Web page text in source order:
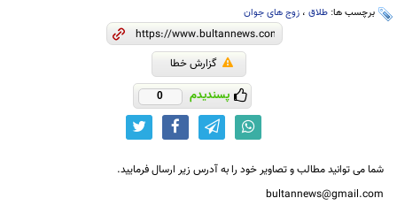
برچسب ها: طلاق ، زوج های جوان
گزارش خطا
پسندیدم 0
شما می توانید مطالب و تصاویر خود را به آدرس زیر ارسال فرمایید.
bultannews@gmail.com